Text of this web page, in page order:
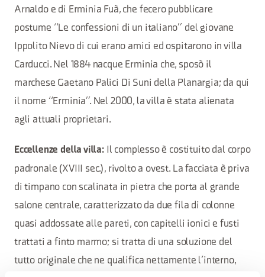
Arnaldo e di Erminia Fuà, che fecero pubblicare
postume “Le confessioni di un italiano” del giovane
Ippolito Nievo di cui erano amici ed ospitarono in villa
Carducci. Nel 1884 nacque Erminia che, sposò il
marchese Gaetano Palici Di Suni della Planargia; da qui
il nome “Erminia”. Nel 2000, la villa è stata alienata
agli attuali proprietari.
Eccellenze della villa:
Il complesso è costituito dal corpo
padronale (XVIII sec.), rivolto a ovest. La facciata è priva
di timpano con scalinata in pietra che porta al grande
salone centrale, caratterizzato da due fila di colonne
quasi addossate alle pareti, con capitelli ionici e fusti
trattati a finto marmo; si tratta di una soluzione del
tutto originale che ne qualifica nettamente l’interno,